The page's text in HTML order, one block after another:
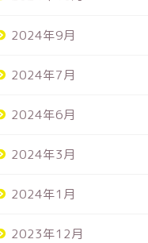
2024年9月
2024年7月
2024年6月
2024年3月
2024年1月
2023年12月